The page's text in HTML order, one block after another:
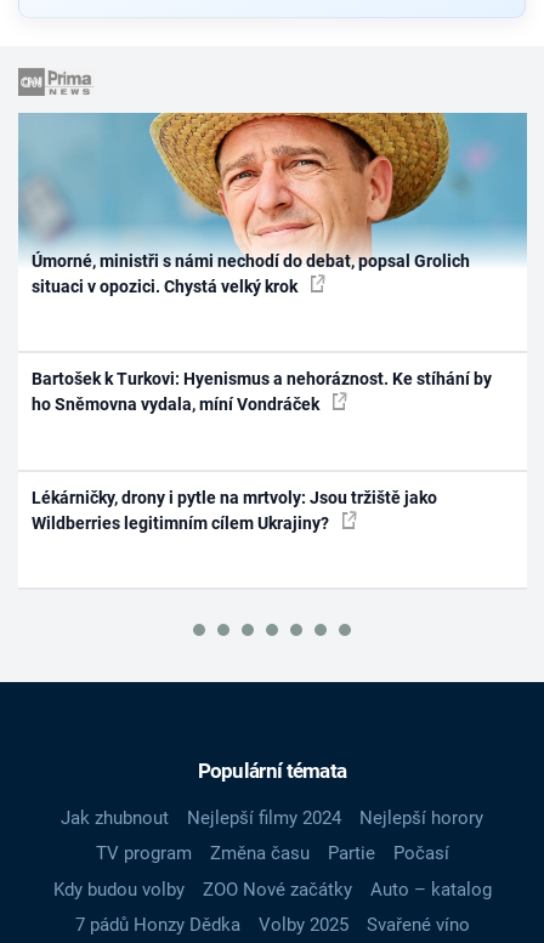
Úmorné, ministři s námi nechodí do debat, popsal Grolich
situaci v opozici. Chystá velký krok
Bartošek k Turkovi: Hyenismus a nehoráznost. Ke stíhání by
ho Sněmovna vydala, míní Vondráček
Lékárničky, drony i pytle na mrtvoly: Jsou tržiště jako
Wildberries legitimním cílem Ukrajiny?
Populární témata
Jak zhubnout Nejlepší filmy 2024
Nejlepší horory
TV program
Změna času Partie
Počasí
Kdy budou volby
ZOO Nové začátky
Auto – katalog
7 pádů Honzy Dědka
Volby 2025
Svařené víno